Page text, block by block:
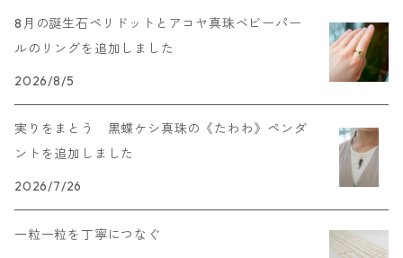
8月の誕生石ペリドットとアコヤ真珠ベビーパー
ルのリングを追加しました
2026/8/5
実りをまとう 黒蝶ケシ真珠の《たわわ》ペンダ
ントを追加しました
2026/7/26
一粒一粒を丁寧につなぐ